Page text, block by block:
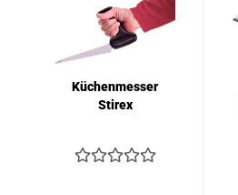
Küchenmesser
Stirex